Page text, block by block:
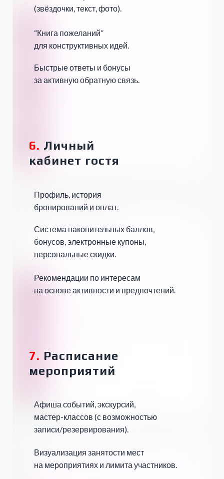
7. Расписание
мероприятий
6. Личный
кабинет гостя
Рекомендации по интересам
на основе активности и предпочтений.
Визуализация занятости мест
на мероприятиях и лимита участников.
Система накопительных баллов,
бонусов, электронные купоны,
персональные скидки.
Афиша событий, экскурсий,
мастер-классов (с возможностью
записи/резервирования).
Профиль, история
бронирований и оплат.
Быстрые ответы и бонусы
за активную обратную связь.
“Книга пожеланий”
для конструктивных идей.
(звёздочки, текст, фото).